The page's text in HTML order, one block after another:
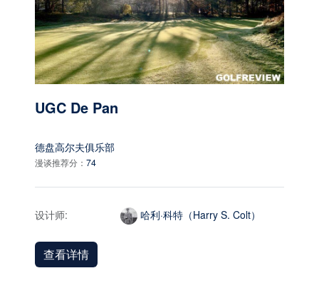
UGC De Pan
德盘高尔夫俱乐部
漫谈推荐分： 74
设计师: 哈利·科特（Harry S. Colt）
查看详情